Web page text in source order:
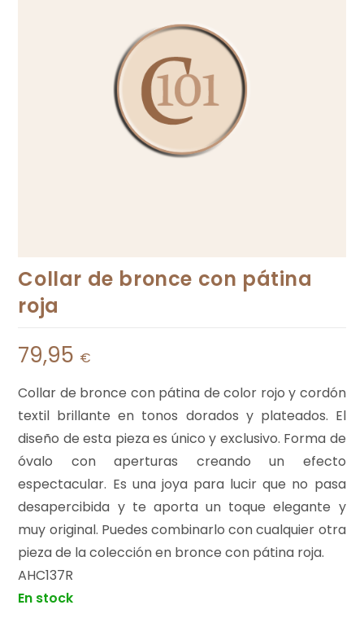
Collar de bronce con pátina
roja
79,95 €
Collar de bronce con pátina de color rojo y cordón
textil brillante en tonos dorados y plateados. El
diseño de esta pieza es único y exclusivo. Forma de
óvalo con aperturas creando un efecto
espectacular. Es una joya para lucir que no pasa
desapercibida y te aporta un toque elegante y
muy original. Puedes combinarlo con cualquier otra
pieza de la colección en bronce con pátina roja.
AHC137R
En stock